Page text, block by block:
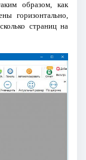
образом, как
горизонтально,
страниц на